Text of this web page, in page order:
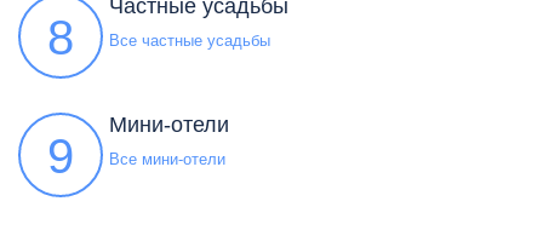
8
Частные усадьбы
Все частные усадьбы
9
Мини-отели
Все мини-отели